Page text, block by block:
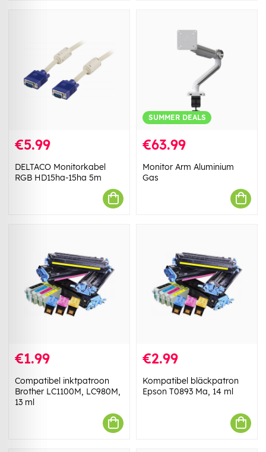
€5.99
DELTACO Monitorkabel
RGB HD15ha-15ha 5m
SUMMER DEALS
€63.99
Monitor Arm Aluminium
Gas
€1.99
Compatibel inktpatroon
Brother LC1100M, LC980M,
13 ml
€2.99
Kompatibel bläckpatron
Epson T0893 Ma, 14 ml